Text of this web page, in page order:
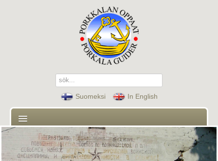
sök...
Suomeksi In English
Hem
Guider